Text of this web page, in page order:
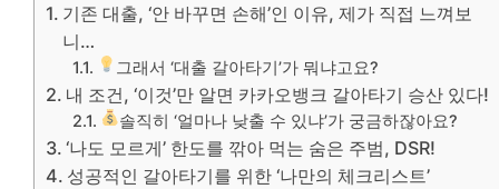
기존 대출, ‘안 바꾸면 손해’인 이유, 제가 직접 느껴보
니…
그래서 ‘대출 갈아타기’가 뭐냐고요?
내 조건, ‘이것’만 알면 카카오뱅크 갈아타기 승산 있다!
솔직히 ‘얼마나 낮출 수 있냐’가 궁금하잖아요?
‘나도 모르게’ 한도를 깎아 먹는 숨은 주범, DSR!
성공적인 갈아타기를 위한 ‘나만의 체크리스트’